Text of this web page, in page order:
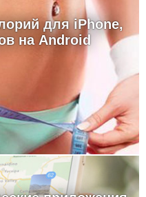
для iPhone,
на Android